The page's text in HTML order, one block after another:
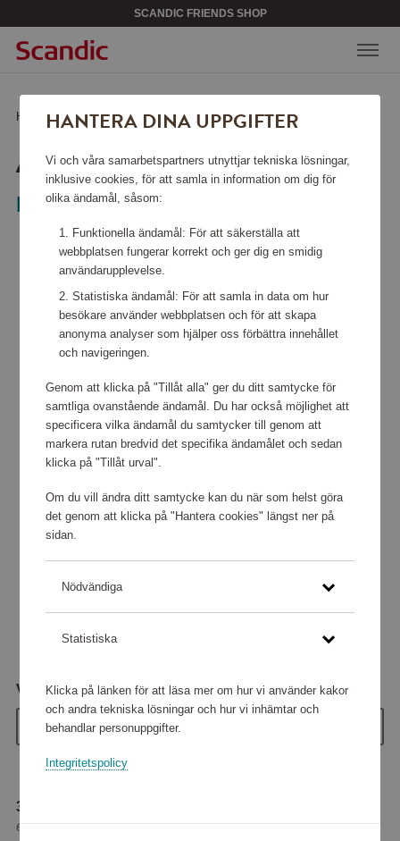
SCANDIC FRIENDS SHOP
Hem /Presentkort /Shopping/Akademibokhandeln
AKADEMIBOKHANDELN
Presentkort
Värde
50 kr
3 760 poäng
eller
HANTERA DINA UPPGIFTER
Vi och våra samarbetspartners utnyttjar tekniska lösningar,
inklusive cookies, för att samla in information om dig för
olika ändamål, såsom:
Funktionella ändamål: För att säkerställa att
webbplatsen fungerar korrekt och ger dig en smidig
användarupplevelse.
Statistiska ändamål: För att samla in data om hur
besökare använder webbplatsen och för att skapa
anonyma analyser som hjälper oss förbättra innehållet
och navigeringen.
Genom att klicka på "Tillåt alla" ger du ditt samtycke för
samtliga ovanstående ändamål. Du har också möjlighet att
specificera vilka ändamål du samtycker till genom att
markera rutan bredvid det specifika ändamålet och sedan
klicka på "Tillåt urval".
Om du vill ändra ditt samtycke kan du när som helst göra
det genom att klicka på "Hantera cookies" längst ner på
sidan.
Nödvändiga
Statistiska
Klicka på länken för att läsa mer om hur vi använder kakor
och andra tekniska lösningar och hur vi inhämtar och
behandlar personuppgifter.
Integritetspolicy